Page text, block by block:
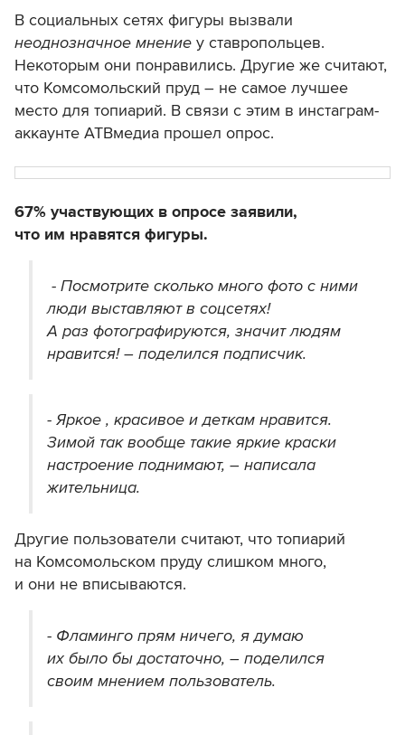
В социальных сетях фигуры вызвали
неоднозначное мнение у ставропольцев.
Некоторым они понравились. Другие же считают,
что Комсомольский пруд – не самое лучшее
место для топиарий. В связи с этим в инстаграм-
аккаунте АТВмедиа прошел опрос.
67% участвующих в опросе заявили,
что им нравятся фигуры.
- Посмотрите сколько много фото с ними
люди выставляют в соцсетях!
А раз фотографируются, значит людям
нравится! – поделился подписчик.
- Яркое , красивое и деткам нравится.
Зимой так вообще такие яркие краски
настроение поднимают, – написала
жительница.
Другие пользователи считают, что топиарий
на Комсомольском пруду слишком много,
и они не вписываются.
- Фламинго прям ничего, я думаю
их было бы достаточно, – поделился
своим мнением пользователь.